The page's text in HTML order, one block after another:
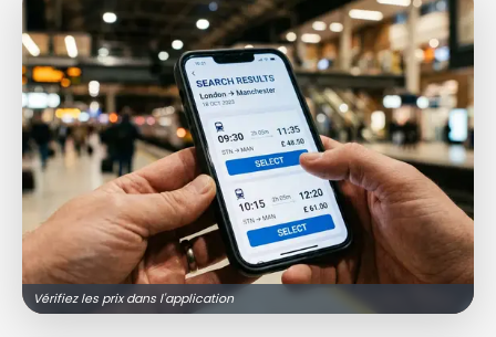
Vérifiez les prix dans l'application